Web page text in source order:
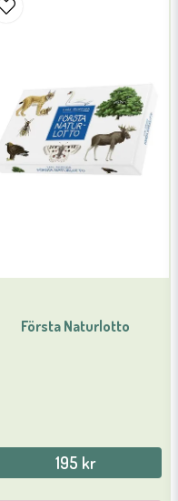
Första Naturlotto
195 kr